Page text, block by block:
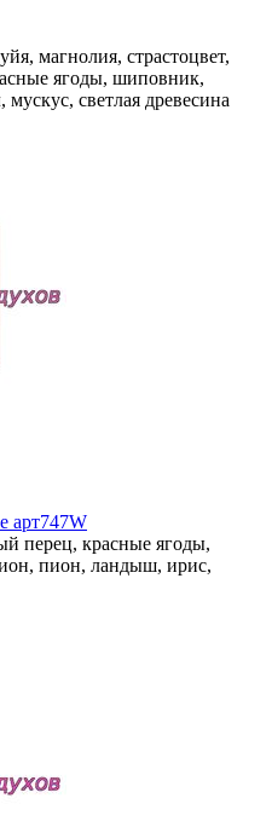
магнолия, страстоцвет,
ягоды, шиповник,
светлая древесина
арт747W
перец, красные ягоды,
пион, ландыш, ирис,